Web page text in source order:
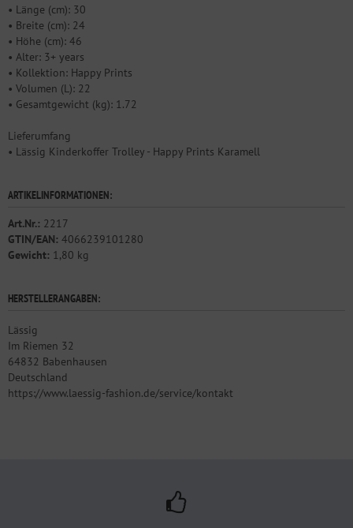
• Länge (cm): 30
• Breite (cm): 24
• Höhe (cm): 46
• Alter: 3+ years
• Kollektion: Happy Prints
• Volumen (L): 22
• Gesamtgewicht (kg): 1.72
Lieferumfang
• Lässig Kinderkoffer Trolley - Happy Prints Karamell
ARTIKELINFORMATIONEN:
Art.Nr.: 2217
GTIN/EAN: 4066239101280
Gewicht: 1,80 kg
HERSTELLERANGABEN:
Lässig
Im Riemen 32
64832 Babenhausen
Deutschland
https://www.laessig-fashion.de/service/kontakt